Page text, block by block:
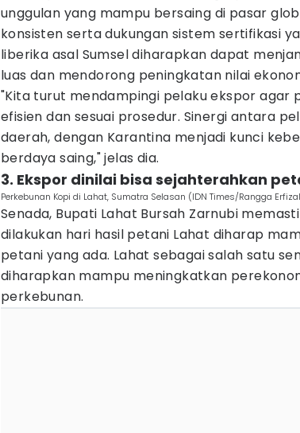
unggulan yang mampu bersaing di pasar
konsisten serta dukungan sistem sertifikasi
liberika asal Sumsel diharapkan dapat
luas dan mendorong peningkatan nilai
"Kita turut mendampingi pelaku ekspor agar
efisien dan sesuai prosedur. Sinergi antara
daerah, dengan Karantina menjadi kunci
berdaya saing," jelas dia.
3. Ekspor dinilai bisa sejahterahkan
Perkebunan Kopi di Lahat, Sumatra Selasan (IDN Times/Rangga
Senada, Bupati Lahat Bursah Zarnubi
dilakukan hari hasil petani Lahat diharap
petani yang ada. Lahat sebagai salah satu
diharapkan mampu meningkatkan
perkebunan.